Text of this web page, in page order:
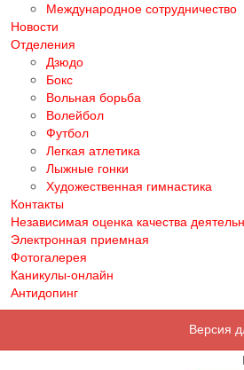
Международное сотрудничество
Новости
Отделения
Дзюдо
Бокс
Вольная борьба
Волейбол
Футбол
Легкая атлетика
Лыжные гонки
Художественная гимнастика
Контакты
Независимая оценка качества
Электронная приемная
Фотогалерея
Каникулы-онлайн
Антидопинг
Версия